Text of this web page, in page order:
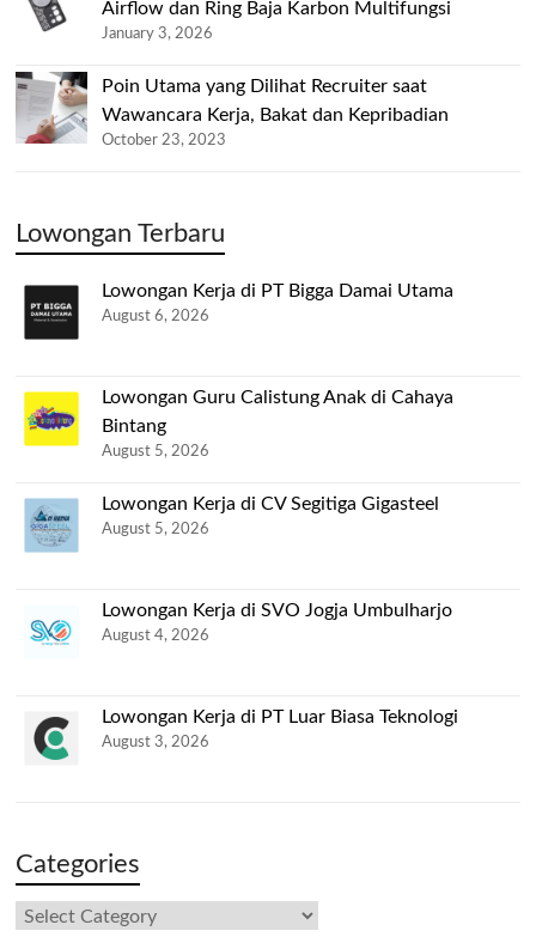
Airflow dan Ring Baja Karbon Multifungsi
January 3, 2026
Poin Utama yang Dilihat Recruiter saat
Wawancara Kerja, Bakat dan Kepribadian
October 23, 2023
Lowongan Terbaru
Lowongan Kerja di PT Bigga Damai Utama
August 6, 2026
Lowongan Guru Calistung Anak di Cahaya
Bintang
August 5, 2026
Lowongan Kerja di CV Segitiga Gigasteel
August 5, 2026
Lowongan Kerja di SVO Jogja Umbulharjo
August 4, 2026
Lowongan Kerja di PT Luar Biasa Teknologi
August 3, 2026
Categories